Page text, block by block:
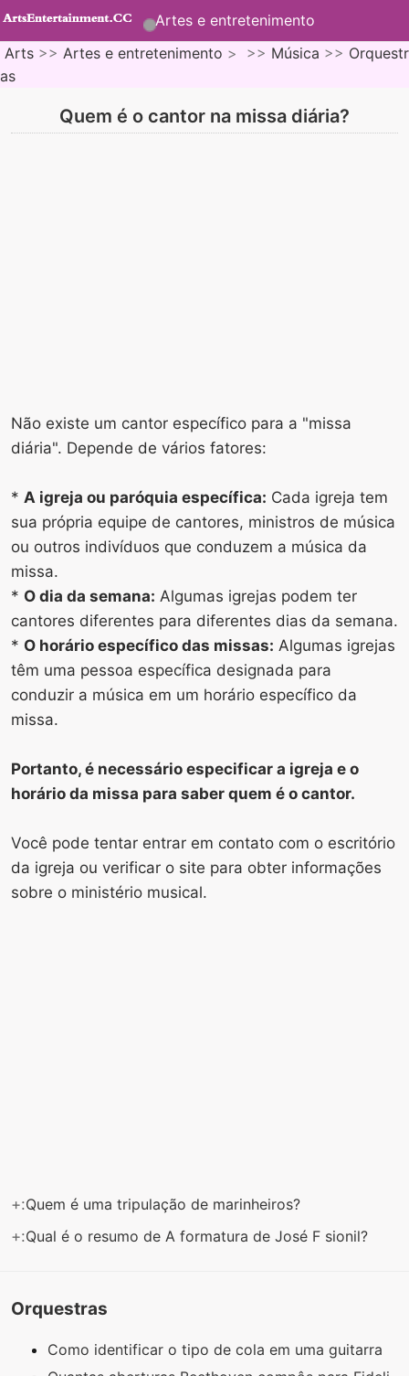
Artes e entretenimento
Arts >> Artes e entretenimento > >> Música >> Orquestr
as
Quem é o cantor na missa diária?
Não existe um cantor específico para a "missa
diária". Depende de vários fatores:
* A igreja ou paróquia específica: Cada igreja tem
sua própria equipe de cantores, ministros de música
ou outros indivíduos que conduzem a música da
missa.
* O dia da semana: Algumas igrejas podem ter
cantores diferentes para diferentes dias da semana.
* O horário específico das missas: Algumas igrejas
têm uma pessoa específica designada para
conduzir a música em um horário específico da
missa.
Portanto, é necessário especificar a igreja e o
horário da missa para saber quem é o cantor.
Você pode tentar entrar em contato com o escritório
da igreja ou verificar o site para obter informações
sobre o ministério musical.
+:Quem é uma tripulação de marinheiros?
+:Qual é o resumo de A formatura de José F sionil?
Orquestras
Como identificar o tipo de cola em uma guitarra